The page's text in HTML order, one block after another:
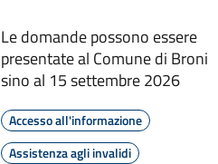
Le domande possono essere
presentate al Comune di Broni
sino al 15 settembre 2026
Accesso all'informazione
Assistenza agli invalidi